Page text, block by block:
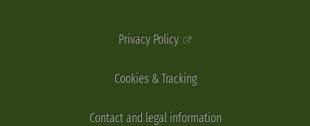
Privacy Policy
Cookies & Tracking
Contact and legal information